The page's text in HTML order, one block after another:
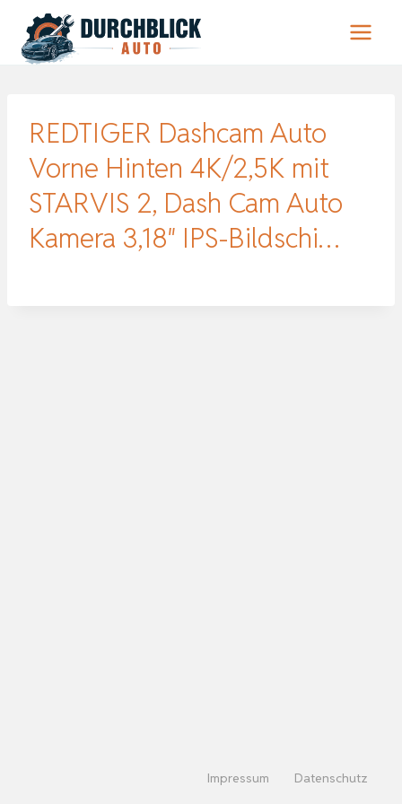
Inhalt
springen
REDTIGER Dashcam Auto
Vorne Hinten 4K/2,5K mit
STARVIS 2, Dash Cam Auto
Kamera 3,18″ IPS-Bildschi…
Impressum Datenschutz